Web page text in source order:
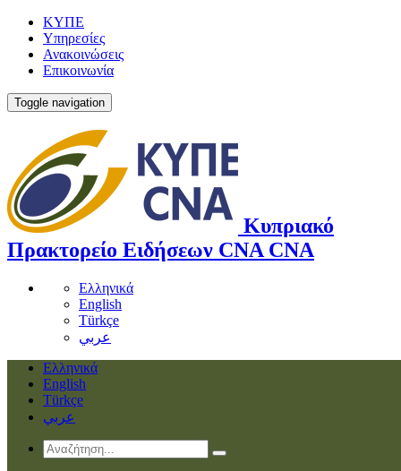
ΚΥΠΕ
Υπηρεσίες
Ανακοινώσεις
Επικοινωνία
Toggle navigation
Κυπριακό
Πρακτορείο Ειδήσεων CNA CNA
Ελληνικά
English
Türkçe
عربي
Ελληνικά
English
Türkçe
عربي